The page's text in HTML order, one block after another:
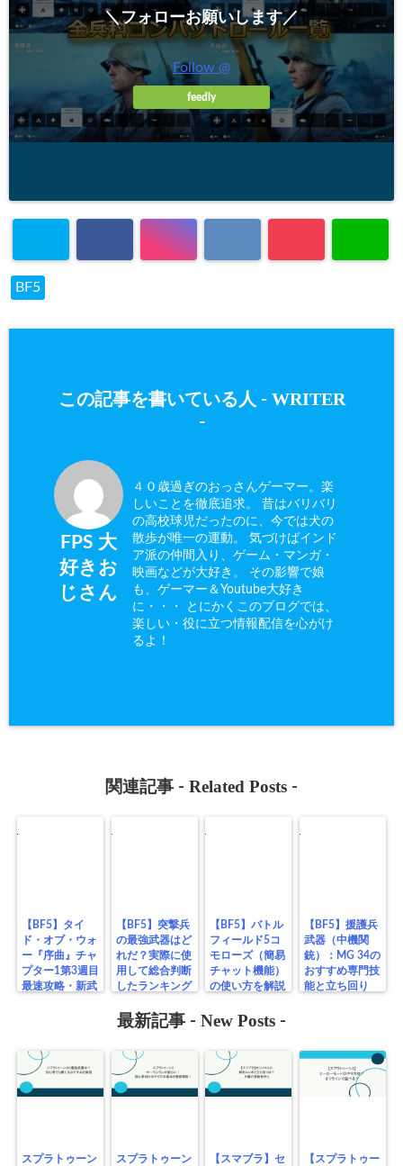
＼フォローお願いします／
Follow @
feedly
BF5
この記事を書いている人 - WRITER
-
FPS 大
好きお
じさん
４０歳過ぎのおっさんゲーマー。楽
しいことを徹底追求。 昔はバリバリ
の高校球児だったのに、今では犬の
散歩が唯一の運動。 気づけばインド
ア派の仲間入り、ゲーム・マンガ・
映画などが大好き。 その影響で娘
も、ゲーマー＆Youtube大好き
に・・・ とにかくこのブログでは、
楽しい・役に立つ情報配信を心がけ
るよ！
関連記事 - Related Posts -
【BF5】タイ
ド・オブ・ウォ
ー『序曲』チャ
プター1第3週目
最速攻略・新武
【BF5】突撃兵
の最強武器はど
れだ？実際に使
用して総合判断
したランキング
【BF5】バトル
フィールド5コ
モローズ（簡易
チャット機能）
の使い方を解説
【BF5】援護兵
武器（中機関
銃）：MG 34の
おすすめ専門技
能と立ち回り
最新記事 - New Posts -
スプラトゥーン
スプラトゥーン
【スマブラ】セ
【スプラトゥー